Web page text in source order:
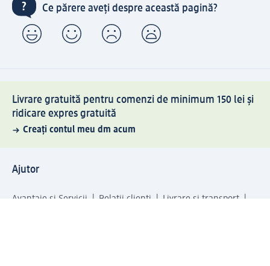
Ce părere aveți despre această pagină?
Livrare gratuită pentru comenzi de minimum 150 lei și
ridicare expres gratuită
Creați contul meu dm acum
Ajutor
Avantaje și Servicii Relații clienți
Livrare și transport